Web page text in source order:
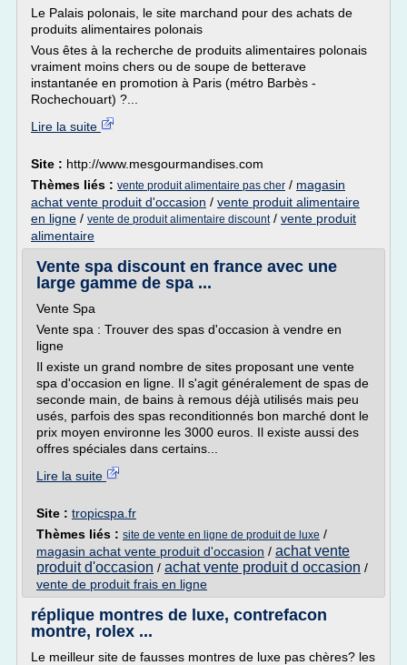
Le Palais polonais, le site marchand pour des achats de
produits alimentaires polonais
Vous êtes à la recherche de produits alimentaires polonais
vraiment moins chers ou de soupe de betterave
instantanée en promotion à Paris (métro Barbès -
Rochechouart) ?...
Lire la suite
Site : http://www.mesgourmandises.com
Thèmes liés : vente produit alimentaire pas cher / magasin
achat vente produit d'occasion / vente produit alimentaire
en ligne / vente de produit alimentaire discount/ vente produit
alimentaire
Vente spa discount en france avec une
large gamme de spa ...
Vente Spa
Vente spa : Trouver des spas d'occasion à vendre en
ligne
Il existe un grand nombre de sites proposant une vente
spa d'occasion en ligne. Il s'agit généralement de spas de
seconde main, de bains à remous déjà utilisés mais peu
usés, parfois des spas reconditionnés bon marché dont le
prix moyen environne les 3000 euros. Il existe aussi des
offres spéciales dans certains...
Lire la suite
Site : tropicspa.fr
Thèmes liés : site de vente en ligne de produit de luxe /
magasin achat vente produit d'occasion / achat vente
produit d'occasion / achat vente produit d occasion /
vente de produit frais en ligne
réplique montres de luxe, contrefacon
montre, rolex ...
Le meilleur site de fausses montres de luxe pas chères? les